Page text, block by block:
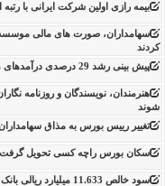
بیمه رازی اولین شرکت ایرانی با رتبه
سهامداران، صورت های مالی
کردند
پیش بینی رشد 29 درصدی درآمدهای مالیاتی در سال 95
هنرمندان، نویسندگان و روزنامه
شوند
تغییر رییس بورس به مذاق
سکان بورس راچه کسی تحویل گرفت
سود خالص 11.633 میلیارد